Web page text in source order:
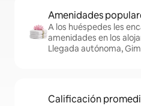
Amenidades
A los huéspedes les
amenidades en los
Llegada autónoma,
Calificación